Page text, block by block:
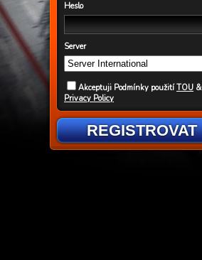
Heslo
Server
Akceptuji Podmínky použití TOU &
Privacy Policy
REGISTROVAT